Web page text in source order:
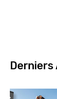
Derniers